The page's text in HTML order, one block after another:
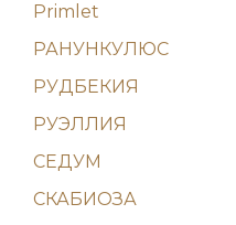
Primlet
РАНУНКУЛЮС
РУДБЕКИЯ
РУЭЛЛИЯ
СЕДУМ
СКАБИОЗА